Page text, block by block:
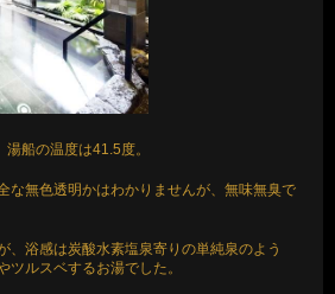
船の温度は41.5度。
な無色透明かはわかりませんが、無味無臭で
、浴感は炭酸水素塩泉寄りの単純泉のよう
ツルスベするお湯でした。